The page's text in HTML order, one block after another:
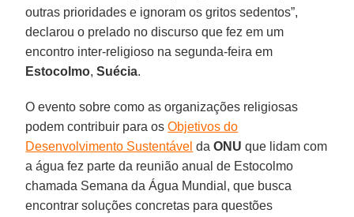
outras prioridades e ignoram os gritos sedentos”,
declarou o prelado no discurso que fez em um
encontro inter-religioso na segunda-feira em
Estocolmo,Suécia.
O evento sobre como as organizações religiosas
podem contribuir para osObjetivos do
Desenvolvimento Sustentável daONU que lidam com
a água fez parte da reunião anual de Estocolmo
chamada Semana da Água Mundial, que busca
encontrar soluções concretas para questões